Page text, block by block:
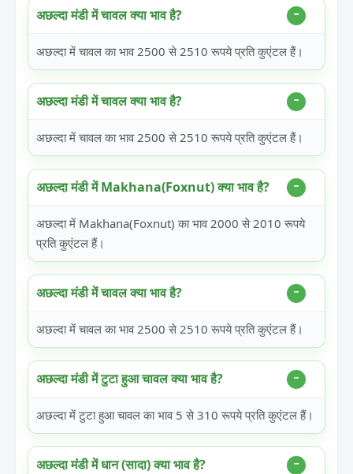
अछल्दा मंडी में चावल क्या भाव है?
अछल्दा में चावल का भाव 2500 से 2510 रूपये प्रति कुएंटल हैं।
अछल्दा मंडी में चावल क्या भाव है?
अछल्दा में चावल का भाव 2500 से 2510 रूपये प्रति कुएंटल हैं।
अछल्दा मंडी में Makhana(Foxnut) क्या भाव है?
अछल्दा में Makhana(Foxnut) का भाव 2000 से 2010 रूपये
प्रति कुएंटल हैं।
अछल्दा मंडी में चावल क्या भाव है?
अछल्दा में चावल का भाव 2500 से 2510 रूपये प्रति कुएंटल हैं।
अछल्दा मंडी में टुटा हुआ चावल क्या भाव है?
अछल्दा में टुटा हुआ चावल का भाव 5 से 310 रूपये प्रति कुएंटल हैं।
अछल्दा मंडी में धान (सादा) क्या भाव है?